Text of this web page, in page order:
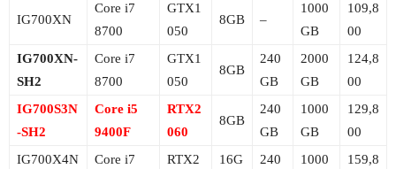
IG700XN
Core i7
8700
GTX1
050
8GB –
1000
GB
109,8
00
IG700XN-
SH2
Core i7
8700
GTX1
050
8GB
240
GB
2000
GB
124,8
00
IG700S3N
-SH2
Core i5
9400F
RTX2
060
8GB
240
GB
1000
GB
129,8
00
IG700X4N
Core i7
RTX2
16G
240
1000
159,8